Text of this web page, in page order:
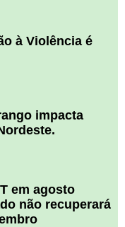
à Violência é
impacta
em agosto
não recuperará